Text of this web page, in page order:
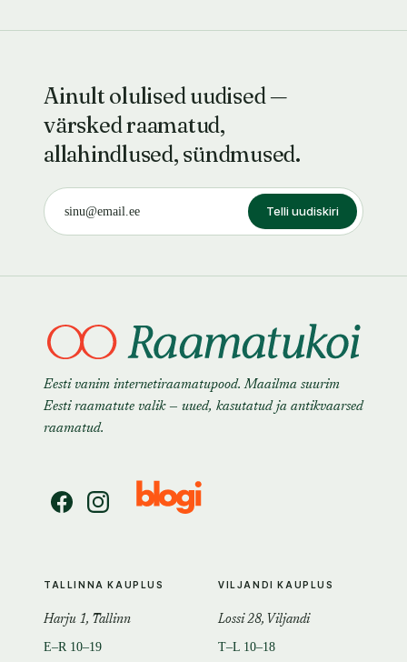
Ainult olulised uudised —
värsked raamatud,
allahindlused, sündmused.
Telli uudiskiri
Eesti vanim internetiraamatupood. Maailma suurim
Eesti raamatute valik — uued, kasutatud ja antikvaarsed
raamatud.
TALLINNA KAUPLUS
Harju 1, Tallinn
E–R 10–19
VILJANDI KAUPLUS
Lossi 28, Viljandi
T–L 10–18